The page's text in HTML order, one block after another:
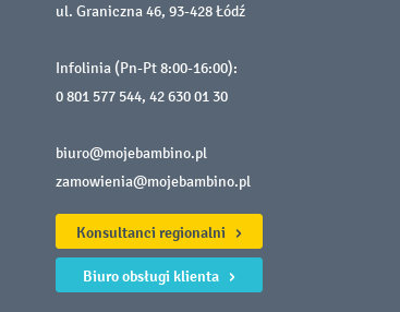
ul. Graniczna 46, 93-428 Łódź
Infolinia (Pn-Pt 8:00-16:00):
0 801 577 544, 42 630 01 30
biuro@mojebambino.pl
zamowienia@mojebambino.pl
Konsultanci regionalni
Biuro obsługi klienta